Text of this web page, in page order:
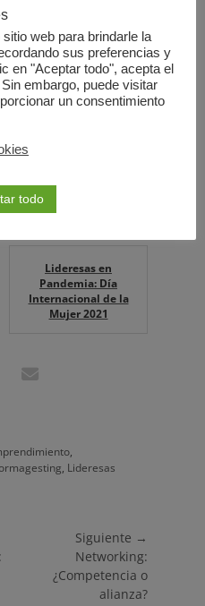
parecido
Lideresas en
Pandemia: Día
Internacional de la
Mujer 2021
,
, Lideresas
Siguiente →
siguiente:
Networking:
¿Competencia o
alianza?
web para brindarle la
sus preferencias y
en "Aceptar todo", acepta el
embargo, puede visitar
un consentimiento
todo